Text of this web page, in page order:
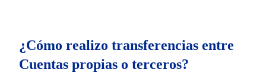
¿Cómo realizo transferencias entre
Cuentas propias o terceros?